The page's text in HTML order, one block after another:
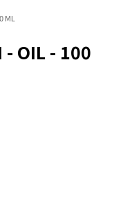
ML
- OIL - 100